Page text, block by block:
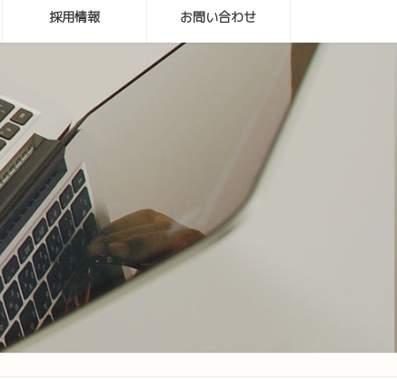
採用情報 お問い合わせ